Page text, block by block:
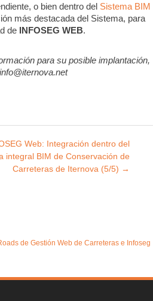
o bien dentro del Sistema BIM
más destacada del Sistema, para
de INFOSEG WEB.
para su posible implantación,
Web: Integración dentro del
integral BIM de Conservación de
Carreteras de Iternova (5/5) →
de Gestión Web de Carreteras e Infoseg